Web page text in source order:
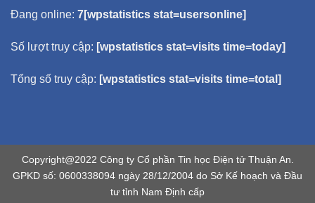
Đang online: 7[wpstatistics stat=usersonline]
Số lượt truy cập: [wpstatistics stat=visits time=today]
Tổng số truy cập: [wpstatistics stat=visits time=total]
Copyright@2022 Công ty Cổ phần Tin học Điện tử Thuận An.
GPKD số: 0600338094 ngày 28/12/2004 do Sở Kế hoạch và Đầu
tư tỉnh Nam Định cấp